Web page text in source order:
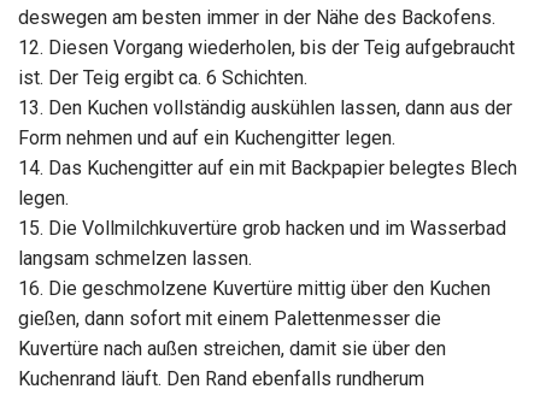
deswegen am besten immer in der Nähe des Backofens.
12. Diesen Vorgang wiederholen, bis der Teig aufgebraucht
ist. Der Teig ergibt ca. 6 Schichten.
13. Den Kuchen vollständig auskühlen lassen, dann aus der
Form nehmen und auf ein Kuchengitter legen.
14. Das Kuchengitter auf ein mit Backpapier belegtes Blech
legen.
15. Die Vollmilchkuvertüre grob hacken und im Wasserbad
langsam schmelzen lassen.
16. Die geschmolzene Kuvertüre mittig über den Kuchen
gießen, dann sofort mit einem Palettenmesser die
Kuvertüre nach außen streichen, damit sie über den
Kuchenrand läuft. Den Rand ebenfalls rundherum